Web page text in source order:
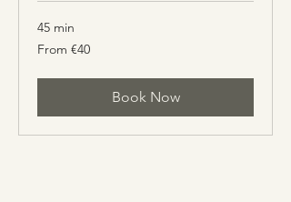
45 min
From
40
From €40
Book Now